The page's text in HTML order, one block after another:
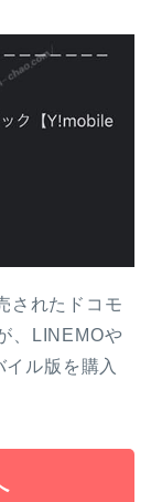
されたドコモ
、LINEMOや
ル版を購入